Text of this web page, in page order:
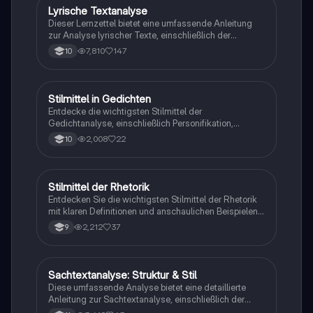
Ideal für Studierende, die ihre Fähigkeiten in der
Gedichtinterpretation verbessern möchten.
Deutsch
Lyrische Textanalyse
Dieser Lernzettel bietet eine umfassende Anleitung
zur Analyse lyrischer Texte, einschließlich der
Untersuchung von Metrum, Reimschema und
sprachlichen Mitteln. Er behandelt verschiedene
sowie zur Interpretation von Gedichten und anderen
literarischen Texten. Ideal für Schüler, die sich auf
Prüfungen vorbereiten.
10 7,810 147
Deutsch
Stilmittel in Gedichten
Entdecke die wichtigsten Stilmittel der
Gedichtanalyse, einschließlich Personifikation,
Metaphern und Alliterationen. Diese
Zusammenfassung bietet eine klare Struktur für die
Analysefähigkeiten verbessern möchten.
10 2,008 22
Deutsch
Stilmittel der Rhetorik
Entdecken Sie die wichtigsten Stilmittel der Rhetorik
mit klaren Definitionen und anschaulichen Beispielen.
Diese Zusammenstellung umfasst Alliteration,
Anapher, Euphemismus, Ironie und viele weitere
schriftlichen und mündlichen Arbeiten.
9 2,212 37
Deutsch
Sachtextanalyse: Struktur & Stil
Diese umfassende Analyse bietet eine detaillierte
Anleitung zur Sachtextanalyse, einschließlich der